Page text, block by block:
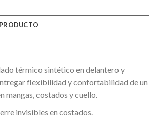
térmico sintético en delantero y
flexibilidad y confortabilidad de un
mangas, costados y cuello.
invisibles en costados.